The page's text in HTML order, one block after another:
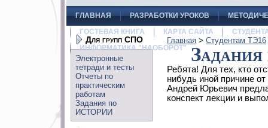
ГЛАВНАЯ РАЗРАБОТКИ УРОКОВ
ГОСТЕВАЯ КНИГА
КАРТА САЙТА
ИНФОРМАТИКА "НАОБОРОТ"
Для групп СПО
Электронные
тетради и тесты
Отчеты по
практическим
работам
Задания по
ИСТОРИИ
Главная > Студентам ТЭ16
Ребята! Для тех, кто
нибудь иной причине
Андрей Юрьевич
конспект лекции и